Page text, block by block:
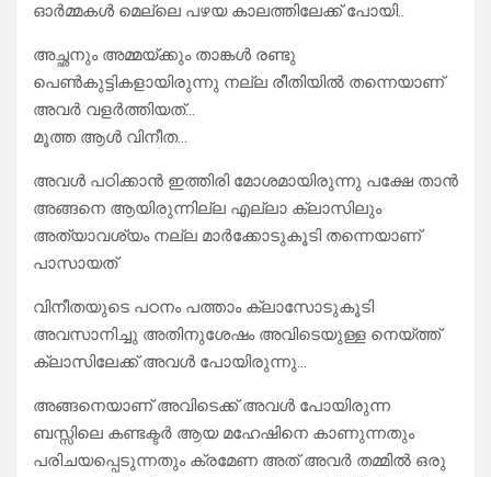
ഓർമ്മകൾ മെല്ലെ പഴയ കാലത്തിലേക്ക് പോയി..
അച്ഛനും അമ്മയ്ക്കും താങ്കൾ രണ്ടു
പെൺകുട്ടികളായിരുന്നു നല്ല രീതിയിൽ തന്നെയാണ്
അവർ വളർത്തിയത്…
മൂത്ത ആൾ വിനീത…
അവൾ പഠിക്കാൻ ഇത്തിരി മോശമായിരുന്നു പക്ഷേ താൻ
അങ്ങനെ ആയിരുന്നില്ല എല്ലാ ക്ലാസിലും
അത്യാവശ്യം നല്ല മാർക്കോടുകൂടി തന്നെയാണ്
പാസായത്
വിനീതയുടെ പഠനം പത്താം ക്ലാസോടുകൂടി
അവസാനിച്ചു അതിനുശേഷം അവിടെയുള്ള നെയ്ത്ത്
ക്ലാസിലേക്ക് അവൾ പോയിരുന്നു…
അങ്ങനെയാണ് അവിടെക്ക് അവൾ പോയിരുന്ന
ബസ്സിലെ കണ്ടക്ടർ ആയ മഹേഷിനെ കാണുന്നതും
പരിചയപ്പെടുന്നതും ക്രമേണ അത് അവർ തമ്മിൽ ഒരു